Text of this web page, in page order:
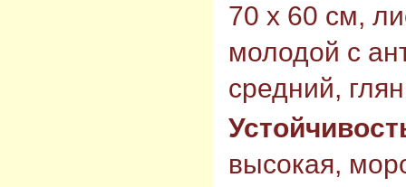
70 х 60 см,
молодой с
средний,
высокая,